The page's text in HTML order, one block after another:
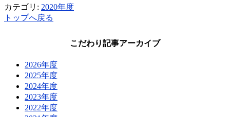
カテゴリ: 2020年度
トップへ戻る
こだわり記事アーカイブ
2026年度
2025年度
2024年度
2023年度
2022年度